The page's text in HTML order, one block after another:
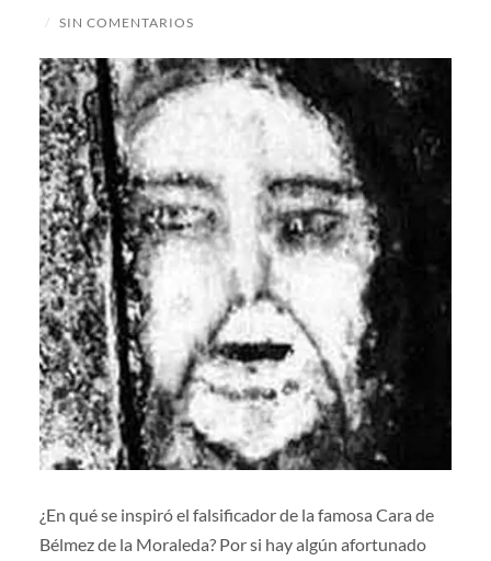
/ SIN COMENTARIOS
¿En qué se inspiró el falsificador de la famosa Cara de
Bélmez de la Moraleda? Por si hay algún afortunado